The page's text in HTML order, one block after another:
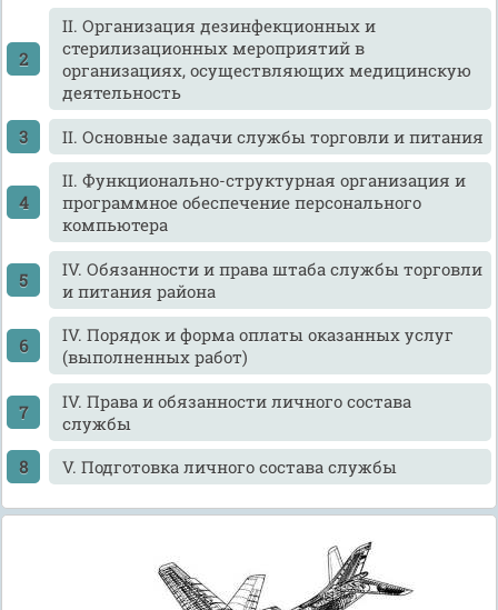
II. Организация дезинфекционных и
стерилизационных мероприятий в
организациях, осуществляющих медицинскую
деятельность
II. Основные задачи службы торговли и питания
II. Функционально-структурная организация и
программное обеспечение персонального
компьютера
IV. Обязанности и права штаба службы торговли
и питания района
IV. Порядок и форма оплаты оказанных услуг
(выполненных работ)
IV. Права и обязанности личного состава
службы
V. Подготовка личного состава службы